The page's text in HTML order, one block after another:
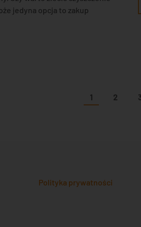
jedyna opcja to zakup
1 2
Polityka prywatności